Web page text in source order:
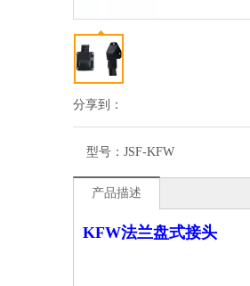
分享到：
型号： JSF-KFW
产品描述
KFW法兰盘式接头